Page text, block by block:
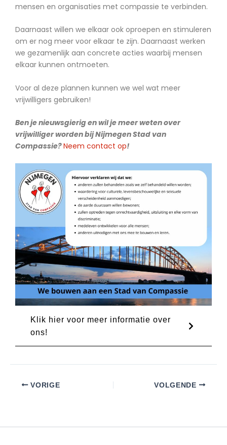
mensen en organisaties met compassie te verbinden.
Daarnaast willen we elkaar ook oproepen en stimuleren
om er nog meer voor elkaar te zijn. Daarnaast werken
we gezamenlijk aan concrete acties waarbij mensen
elkaar kunnen ontmoeten.
Voor al deze plannen kunnen we wel wat meer
vrijwilligers gebruiken!
Ben je nieuwsgierig en wil je meer weten over
vrijwilliger worden bij Nijmegen Stad van
Compassie?Neem contact op!
Klik hier voor meer informatie over
ons!
VORIGE VOLGENDE